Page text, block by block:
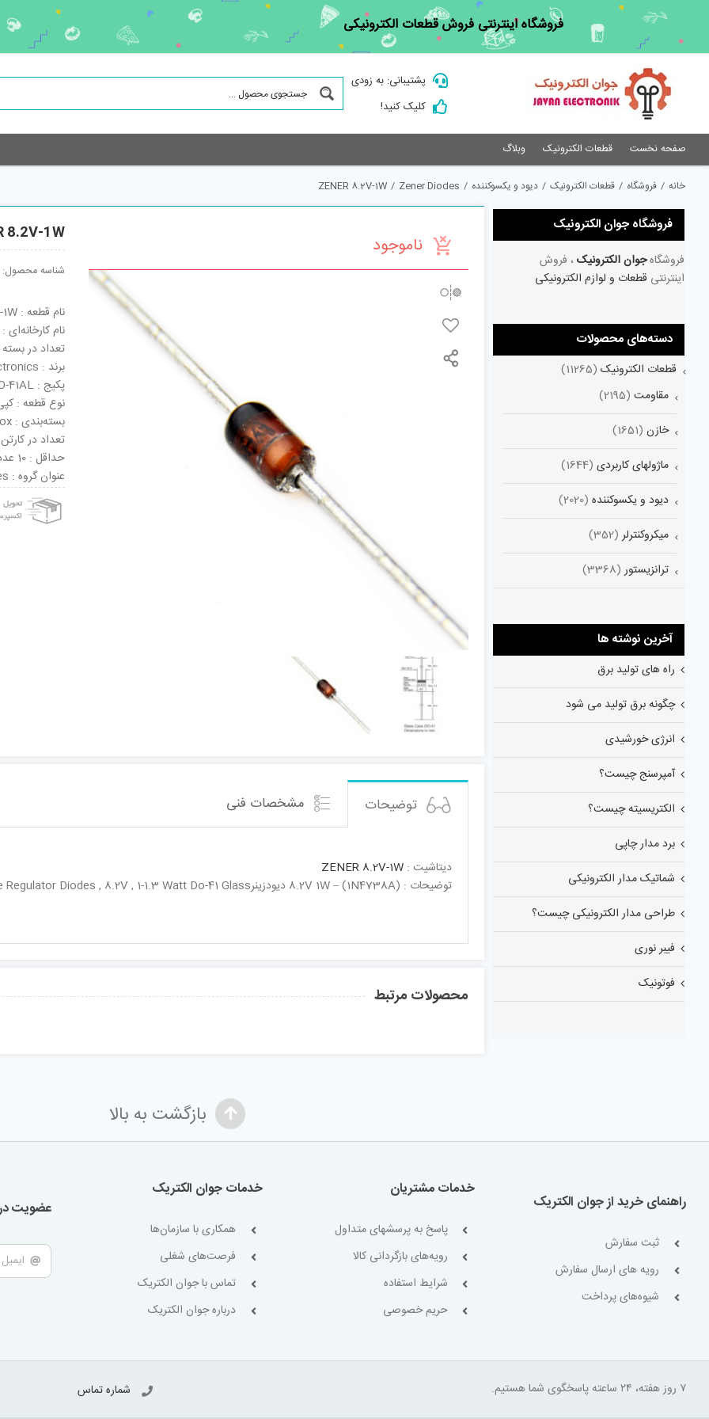
content
فروشگاه اینترنتی فروش قطعات الکترونیکی
پشتیبانی: به زودی
کلیک کنید!
صفحه نخست قطعات الکترونیک وبلاگ
خانه / فروشگاه / قطعات الکترونیک / دیود و یکسوکننده /
Zener Diodes
/
ZENER 8.2V-1W
ناموجود 8.2V-1W
شناسه محصول:
نام قطعه : ZENER 8.2V-1W
نام کارخانه‌ای : 1N4738A
تعداد در بسته : 2500
برند : Semtech Electronics
پکیج : DO-41AL
نوع قطعه :
بسته‌بندی : Tape & Box
تعداد در کارتن :
حداقل : 10 عدد
عنوان گروه : Zener Diodes
توضیحات مشخصات فنی
دیتاشیت : ZENER 8.2V-1W
توضیحات : (1N4738A) – 8.2V 1W دیودزینرZener Voltage Regulator Diodes , 8.2V , 1-1.3 Watt Do-41 Glass
محصولات مرتبط
فروشگاه جوان الکترونیک
فروشگاهجوان الکترونیک ، فروش
اینترنتی قطعات و لوازم الکترونیکی
دسته‌های محصولات
قطعات الکترونیک (11265)
مقاومت (2195)
خازن (1651)
ماژولهای کاربردی (1644)
دیود و یکسوکننده (2020)
میکروکنترلر (352)
ترانزیستور (3368)
آخرین نوشته ها
راه های تولید برق
چگونه برق تولید می شود
انرژی خورشیدی
آمپرسنج چیست؟
الکتریسیته چیست؟
برد مدار چاپی
شماتیک مدار الکترونیکی
طراحی مدار الکترونیکی چیست؟
فیبر نوری
فوتونیک
بازگشت به بالا
راهنمای خرید از جوان الکتریک
ثبت سفارش
رویه های ارسال سفارش
شیوه‌های پرداخت
خدمات مشتریان
پاسخ به پرسشهای متداول
رویه‌های بازگردانی کالا
شرایط استفاده
حریم خصوصی
خدمات جوان الکتریک
همکاری با سازمان‌ها
فرصت‌های شغلی
تماس با جوان الکتریک
درباره جوان الکتریک
عضویت
۷ روز هفته، ۲۴ ساعته پاسخگوی شما هستیم. شماره تماس